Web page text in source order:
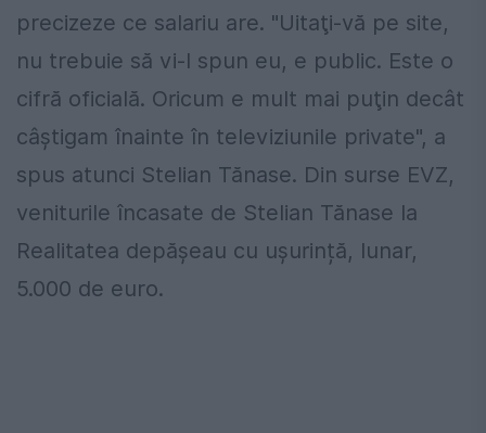
precizeze ce salariu are. "Uitaţi-vă pe site,
nu trebuie să vi-l spun eu, e public. Este o
cifră oficială. Oricum e mult mai puţin decât
câştigam înainte în televiziunile private", a
spus atunci Stelian Tănase. Din surse EVZ,
veniturile încasate de Stelian Tănase la
Realitatea depășeau cu ușurință, lunar,
5.000 de euro.